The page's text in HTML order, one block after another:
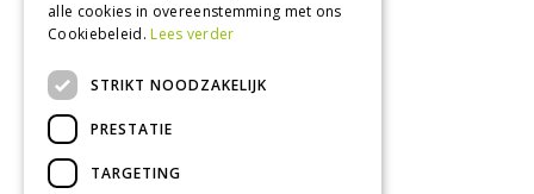
Contact
GroenRijk Tuk
alle cookies in overeenstemming met ons
Cookiebeleid.Lees verder
STRIKT NOODZAKELIJK
PRESTATIE
TARGETING